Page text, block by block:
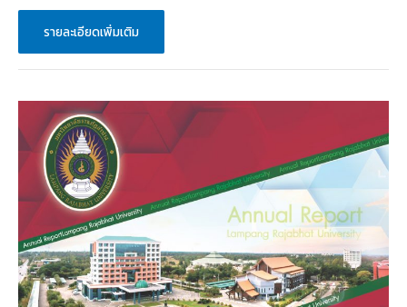
Academic
Services
for
รายละเอียดเพิ่มเติม